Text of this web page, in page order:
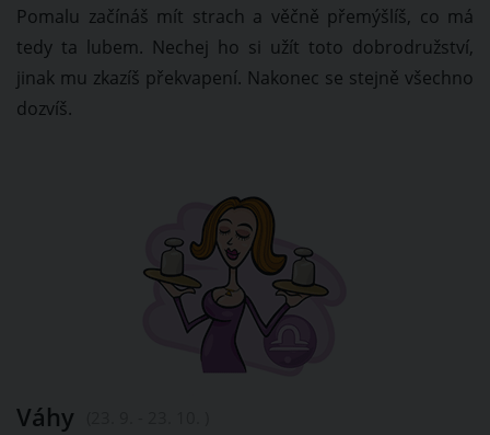
Pomalu začínáš mít strach a věčně přemýšlíš, co má
tedy ta lubem. Nechej ho si užít toto dobrodružství,
jinak mu zkazíš překvapení. Nakonec se stejně všechno
dozvíš.
Váhy